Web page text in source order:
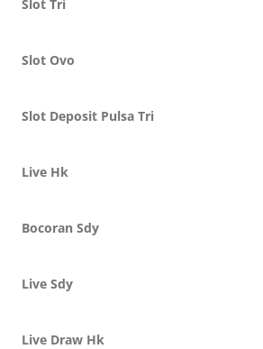
Slot Tri
Slot Ovo
Slot Deposit Pulsa Tri
Live Hk
Bocoran Sdy
Live Sdy
Live Draw Hk